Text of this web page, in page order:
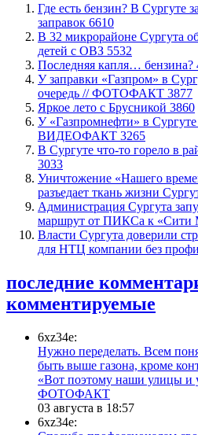
​Где есть бензин? В Сургуте
заправок 6610
В 32 микрорайоне Сургута
детей с ОВЗ 5532
​Последняя капля… бензина?
​У заправки «Газпром» в
очередь // ФОТОФАКТ 3877
Яркое лето с Брусникой 3860
У «Газпромнефти» в
ВИДЕОФАКТ 3265
​В Сургуте что-то горело
3033
​Уничтожение «Нашего
разъедает ткань жизни
​Администрация Сургута
маршрут от ПИКСа к «Сити
Власти Сургута доверили
для НТЦ компании без
последние
комментируемые
6xz34e:
Нужно переделать. Всем
быть выше газона, кроме
«Вот поэтому наши улицы и
ФОТОФАКТ
03 августа в 18:57
6xz34e: